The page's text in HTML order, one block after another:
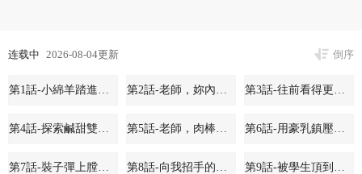
连载中 2026-08-04更新 倒序
第1話-小綿羊踏進豪門當家教! 第2話-老師，妳內褲露出來了… 第3話-往前看得更仔細唷♥
第4話-探索鹹甜雙洞的滋味 第5話-老師，肉棒的英文怎麼說? 第6話-用豪乳鎮壓學生
第7話-裝子彈上膛的壞學生 第8話-向我招手的肥嫩蜜穴 第9話-被學生頂到滿臉都是